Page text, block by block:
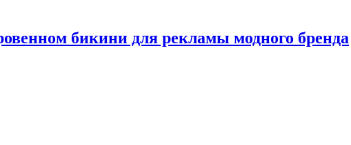
бикини для рекламы модного бренда